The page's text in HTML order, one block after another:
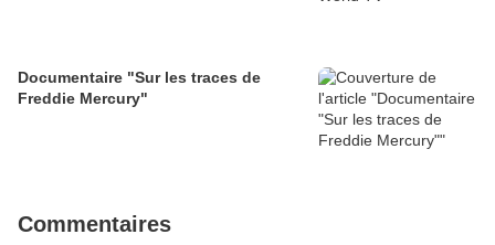
Documentaire "Sur les traces de
Freddie Mercury"
Commentaires